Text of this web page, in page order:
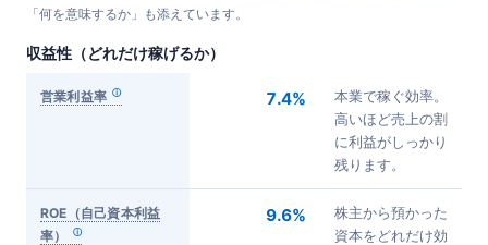
「何を意味するか」も添えています。
収益性（どれだけ稼げるか）
営業利益率 7.4%
本業で稼ぐ効率。
高いほど売上の割
に利益がしっかり
残ります。
ROE（自己資本利益
率）
9.6%
株主から預かった
資本をどれだけ効